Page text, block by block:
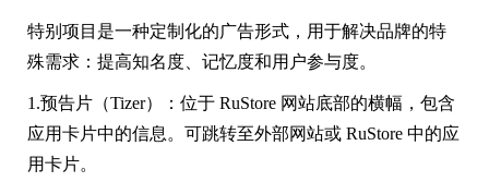
特别项目是一种定制化的广告形式，用于解决品牌的特
殊需求：提高知名度、记忆度和用户参与度。
1.预告片（Tizer）：位于 RuStore 网站底部的横幅，包含
应用卡片中的信息。可跳转至外部网站或 RuStore 中的应
用卡片。